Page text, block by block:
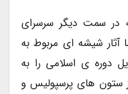
در سمت دیگر سرسرای
شیشه ای مربوط به
دوره ی اسلامی را به
ستون های پرسپولیس و